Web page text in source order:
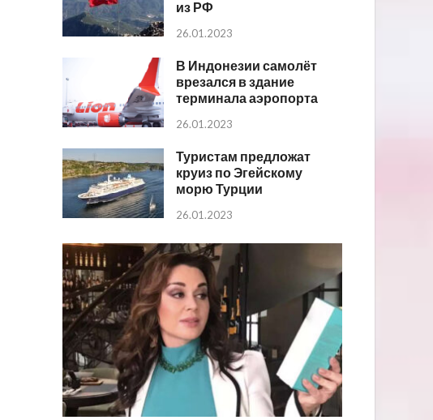
из РФ
26.01.2023
В Индонезии самолёт
врезался в здание
терминала аэропорта
26.01.2023
Туристам предложат
круиз по Эгейскому
морю Турции
26.01.2023